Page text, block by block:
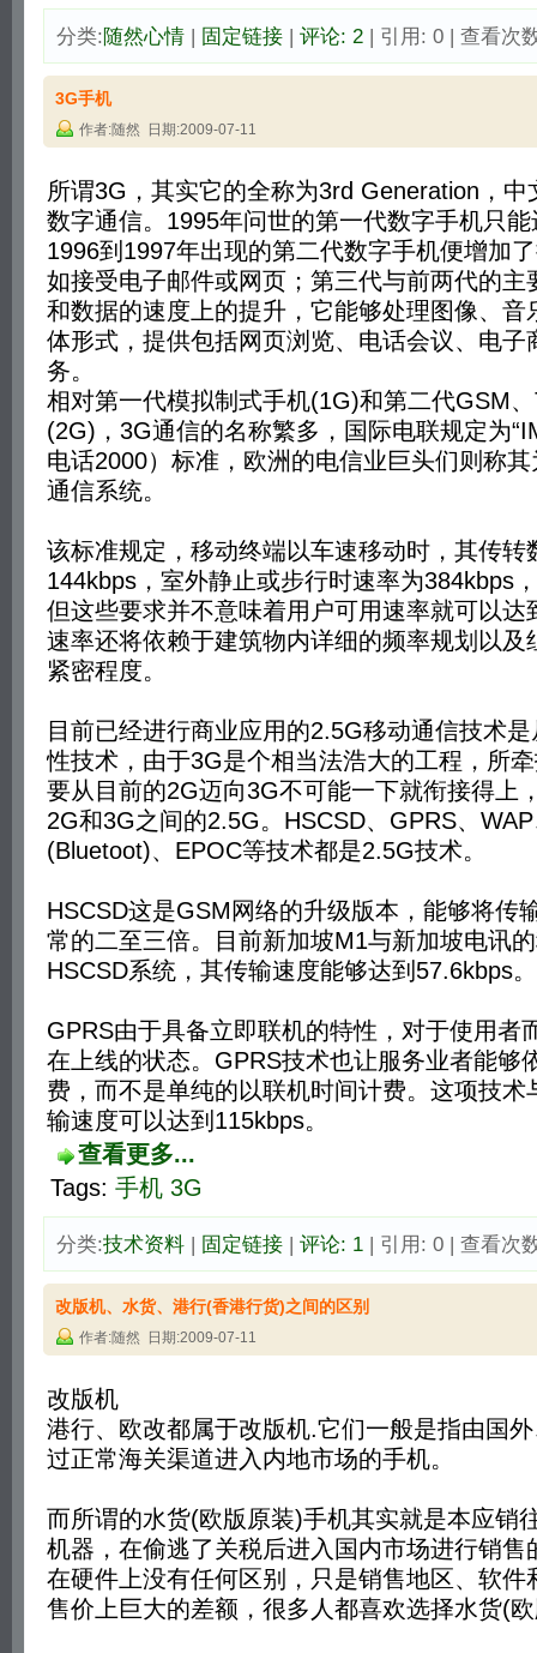
分类:随然心情| 固定链接| 评论: 2| 引用: 0 | 查看次
3G手机
作者:随然 日期:2009-07-11
所谓3G，其实它的全称为3rd Generation，中
数字通信。1995年问世的第一代数字手机只
1996到1997年出现的第二代数字手机便增加
如接受电子邮件或网页；第三代与前两代的主
和数据的速度上的提升，它能够处理图像、音
体形式，提供包括网页浏览、电话会议、电子
务。
相对第一代模拟制式手机(1G)和第二代GSM
(2G)，3G通信的名称繁多，国际电联规定为
电话2000）标准，欧洲的电信业巨头们则称其
通信系统。
该标准规定，移动终端以车速移动时，其传转
144kbps，室外静止或步行时速率为384kbps
但这些要求并不意味着用户可用速率就可以达
速率还将依赖于建筑物内详细的频率规划以及
紧密程度。
目前已经进行商业应用的2.5G移动通信技术
性技术，由于3G是个相当法浩大的工程，所
要从目前的2G迈向3G不可能一下就衔接得上
2G和3G之间的2.5G。HSCSD、GPRS、
(Bluetoot)、EPOC等技术都是2.5G技术。
HSCSD这是GSM网络的升级版本，能够将传
常的二至三倍。目前新加坡M1与新加坡电讯
HSCSD系统，其传输速度能够达到57.6kbps。
GPRS由于具备立即联机的特性，对于使用者
在上线的状态。GPRS技术也让服务业者能够
费，而不是单纯的以联机时间计费。这项技术
输速度可以达到115kbps。
查看更多...
Tags: 手机 3G
分类:技术资料| 固定链接| 评论: 1| 引用: 0 | 查看次
改版机、水货、港行(香港行货)之间的区别
作者:随然 日期:2009-07-11
改版机
港行、欧改都属于改版机.它们一般是指由国
过正常海关渠道进入内地市场的手机。
而所谓的水货(欧版原装)手机其实就是本应销
机器，在偷逃了关税后进入国内市场进行销售
在硬件上没有任何区别，只是销售地区、软件
售价上巨大的差额，很多人都喜欢选择水货(